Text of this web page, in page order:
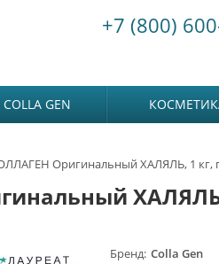
+7 (800)
GEN
Оригинальный ХАЛЯЛЬ, 1 кг,
ХАЛЯЛЬ,
Бренд Colla Gen